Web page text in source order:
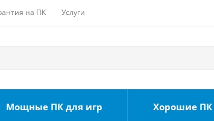
на ПК Услуги
Мощные ПК для игр Хорошие ПК